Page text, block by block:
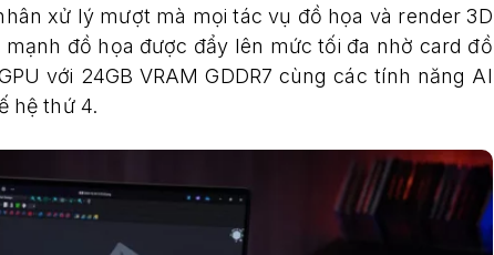
xử lý mượt mà mọi tác vụ đồ họa và render 3D
đồ họa được đẩy lên mức tối đa nhờ card đồ
với 24GB VRAM GDDR7 cùng các tính năng AI
hệ thứ 4.